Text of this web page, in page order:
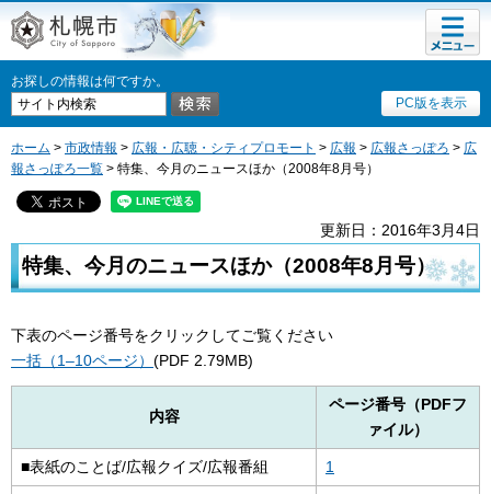
札幌市
お探しの情報は何ですか。
PC版を表示
メニュ
ー
ホーム > 市政情報 > 広報・広聴・シティプロモート > 広報 > 広報さっぽろ > 広
報さっぽろ一覧 > 特集、今月のニュースほか（2008年8月号）
更新日：2016年3月4日
特集、今月のニュースほか（2008年8月号）
下表のページ番号をクリックしてご覧ください
一括（1–10ページ） (PDF 2.79MB)
内容
ページ番号（PDFフ
ァイル）
■表紙のことば/広報クイズ/広報番組 1